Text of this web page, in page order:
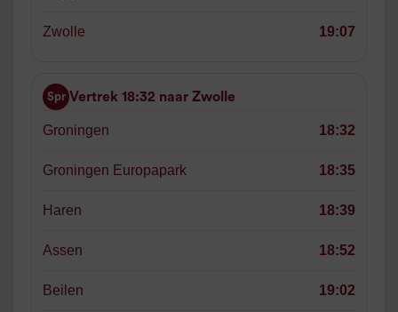
Zwolle 19:07
Spr Vertrek 18:32 naar Zwolle
Groningen 18:32
Groningen Europapark 18:35
Haren 18:39
Assen 18:52
Beilen 19:02